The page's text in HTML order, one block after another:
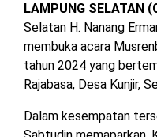
LAMPUNG
UTARA
MESUJI
PESISIR
LAMTENG
DPRD
LAMBAR
LAMTIM
LAMPUNG SELATAN
Selatan H. Nanang
membuka acara
tahun 2024 yang
Rajabasa, Desa Kunjir,
Dalam kesempatan